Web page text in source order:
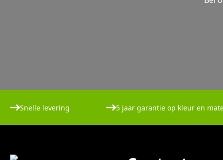
Snelle levering 5 jaar garantie op kleur en